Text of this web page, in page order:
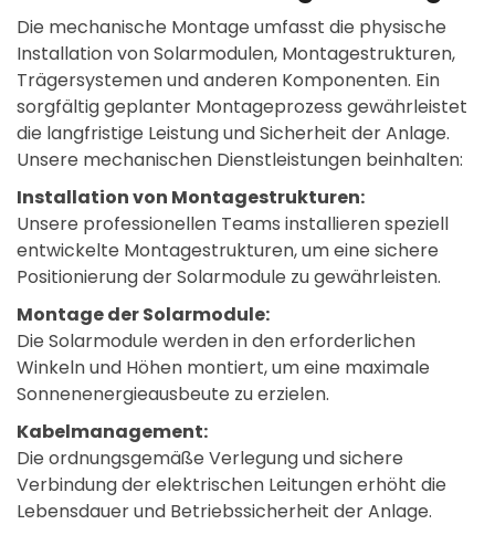
Die mechanische Montage umfasst die physische
Installation von Solarmodulen, Montagestrukturen,
Trägersystemen und anderen Komponenten. Ein
sorgfältig geplanter Montageprozess gewährleistet
die langfristige Leistung und Sicherheit der Anlage.
Unsere mechanischen Dienstleistungen beinhalten:
Installation von Montagestrukturen:
Unsere professionellen Teams installieren speziell
entwickelte Montagestrukturen, um eine sichere
Positionierung der Solarmodule zu gewährleisten.
Montage der Solarmodule:
Die Solarmodule werden in den erforderlichen
Winkeln und Höhen montiert, um eine maximale
Sonnenenergieausbeute zu erzielen.
Kabelmanagement:
Die ordnungsgemäße Verlegung und sichere
Verbindung der elektrischen Leitungen erhöht die
Lebensdauer und Betriebssicherheit der Anlage.